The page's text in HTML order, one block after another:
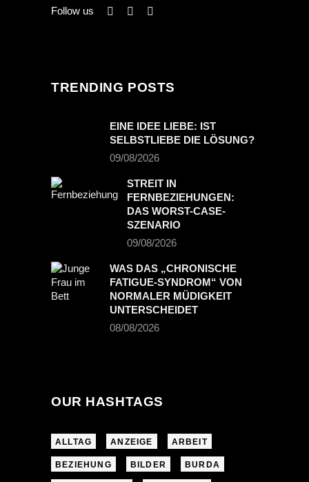
Follow us
TRENDING POSTS
EINE IDEE LIEBE: IST
SELBSTLIEBE DIE LÖSUNG?
09/08/2026
STREIT IN
FERNBEZIEHUNGEN:
DAS WORST-CASE-
SZENARIO
09/08/2026
WAS DAS „CHRONISCHE
FATIGUE-SYNDROM“ VON
NORMALER MÜDIGKEIT
UNTERSCHEIDET
08/08/2026
OUR HASHTAGS
ALLTAG ANZEIGE ARBEIT
BEZIEHUNG BILDER BURDA